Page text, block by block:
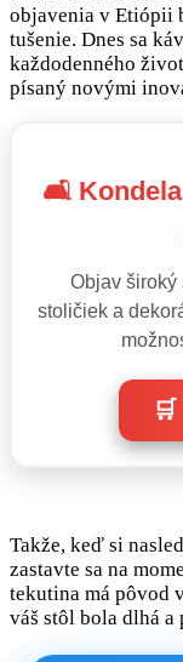
objavenia v Etiópii
tušenie. Dnes sa
každodenného
písaný novými
🛋️ Kondela
Objav široký
stoličiek a
Takže, keď si
zastavte sa na
tekutina má pôvod
váš stôl bola dlhá a